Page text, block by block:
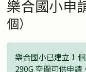
樂合國小申
個）
樂合國小已建立 1
290G 空間可供申請